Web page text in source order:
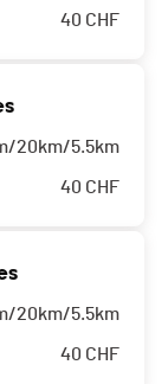
40 CHF
20km/5.5km
40 CHF
20km/5.5km
40 CHF